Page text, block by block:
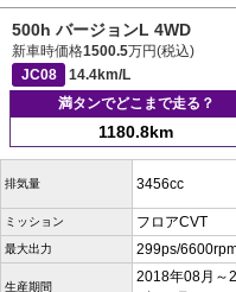
500h バージョンL 4WD
新車時価格1500.5万円(税込)
JC08
14.4km/L
満タンでどこまで走る？
1180.8km
排気量 3456cc
ミッション フロアCVT
最大出力 299ps/
生産期間
2018年08月～